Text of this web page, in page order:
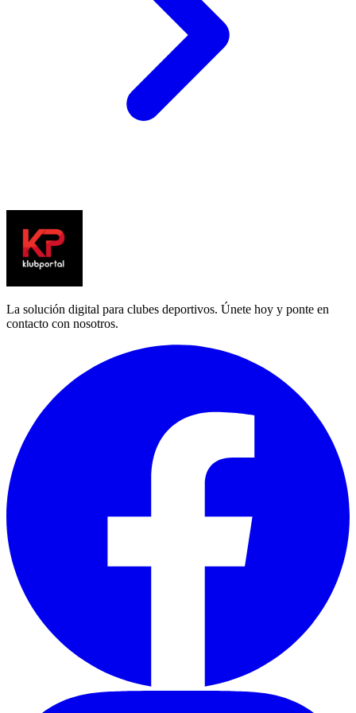
La solución digital para clubes deportivos. Únete hoy y ponte en
contacto con nosotros.